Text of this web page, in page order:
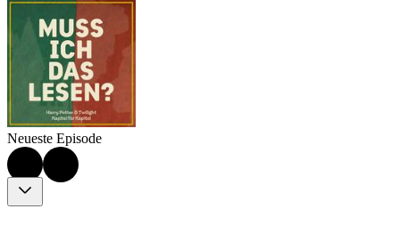
Neueste Episode